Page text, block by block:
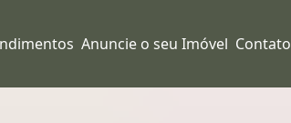
Anuncie o seu Imóvel Contato